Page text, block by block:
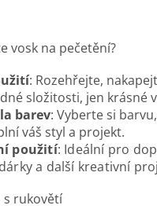
vosk na pečetění?
: Rozehřejte,
složitosti, jen krásné
barev: Vyberte si
váš styl a projekt.
použití: Ideální pro
a další kreativní
s rukovětí